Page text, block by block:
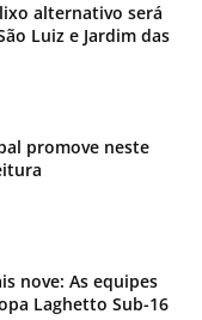
alternativo será
Luiz e Jardim das
promove neste
nove: As equipes
Laghetto Sub-16